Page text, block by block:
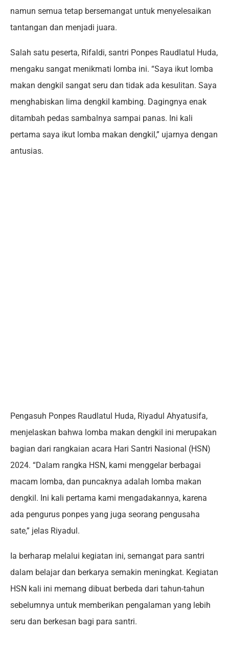
namun semua tetap bersemangat untuk menyelesaikan
tantangan dan menjadi juara.
Salah satu peserta, Rifaldi, santri Ponpes Raudlatul Huda,
mengaku sangat menikmati lomba ini. “Saya ikut lomba
makan dengkil sangat seru dan tidak ada kesulitan. Saya
menghabiskan lima dengkil kambing. Dagingnya enak
ditambah pedas sambalnya sampai panas. Ini kali
pertama saya ikut lomba makan dengkil,” ujarnya dengan
antusias.
Pengasuh Ponpes Raudlatul Huda, Riyadul Ahyatusifa,
menjelaskan bahwa lomba makan dengkil ini merupakan
bagian dari rangkaian acara Hari Santri Nasional (HSN)
2024. “Dalam rangka HSN, kami menggelar berbagai
macam lomba, dan puncaknya adalah lomba makan
dengkil. Ini kali pertama kami mengadakannya, karena
ada pengurus ponpes yang juga seorang pengusaha
sate,” jelas Riyadul.
Ia berharap melalui kegiatan ini, semangat para santri
dalam belajar dan berkarya semakin meningkat. Kegiatan
HSN kali ini memang dibuat berbeda dari tahun-tahun
sebelumnya untuk memberikan pengalaman yang lebih
seru dan berkesan bagi para santri.